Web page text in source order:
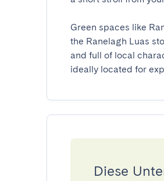
Green spaces like
the Ranelagh Luas
and full of local
ideally located for
Diese